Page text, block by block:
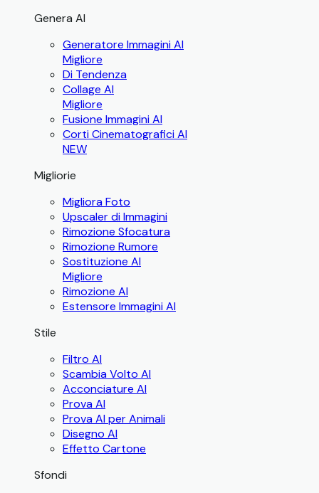
Genera AI
Generatore Immagini AI
Migliore
Di Tendenza
Collage AI
Migliore
Fusione Immagini AI
Corti Cinematografici AI
NEW
Migliorie
Migliora Foto
Upscaler di Immagini
Rimozione Sfocatura
Rimozione Rumore
Sostituzione AI
Migliore
Rimozione AI
Estensore Immagini AI
Stile
Filtro AI
Scambia Volto AI
Acconciature AI
Prova AI
Prova AI per Animali
Disegno AI
Effetto Cartone
Sfondi